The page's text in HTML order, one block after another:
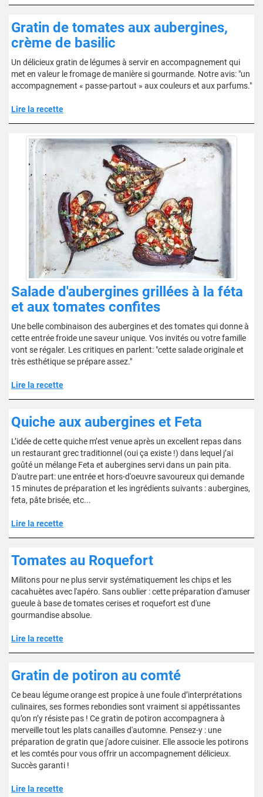
Gratin de tomates aux aubergines,
crème de basilic
Un délicieux gratin de légumes à servir en accompagnement qui
met en valeur le fromage de manière si gourmande. Notre avis: "un
accompagnement « passe-partout » aux couleurs et aux parfums."
Lire la recette
Salade d'aubergines grillées à la féta
et aux tomates confites
Une belle combinaison des aubergines et des tomates qui donne à
cette entrée froide une saveur unique. Vos invités ou votre famille
vont se régaler. Les critiques en parlent: "cette salade originale et
très esthétique se prépare assez."
Lire la recette
Quiche aux aubergines et Feta
L’idée de cette quiche m’est venue après un excellent repas dans
un restaurant grec traditionnel (oui ça existe !) dans lequel j’ai
goûté un mélange Feta et aubergines servi dans un pain pita.
D'autre part: une entrée et hors-d'oeuvre savoureux qui demande
15 minutes de préparation et les ingrédients suivants : aubergines,
feta, pâte brisée, etc...
Lire la recette
Tomates au Roquefort
Militons pour ne plus servir systématiquement les chips et les
cacahuètes avec l'apéro. Sans oublier : cette préparation d'amuser
gueule à base de tomates cerises et roquefort est d'une
gourmandise absolue.
Lire la recette
Gratin de potiron au comté
Ce beau légume orange est propice à une foule d’interprétations
culinaires, ses formes rebondies sont vraiment si appétissantes
qu’on n’y résiste pas ! Ce gratin de potiron accompagnera à
merveille tout les plats canailles d'automne. Pensez-y : une
préparation de gratin que j'adore cuisiner. Elle associe les potirons
et les comtés pour vous offrir un accompagnement délicieux.
Succès garanti !
Lire la recette